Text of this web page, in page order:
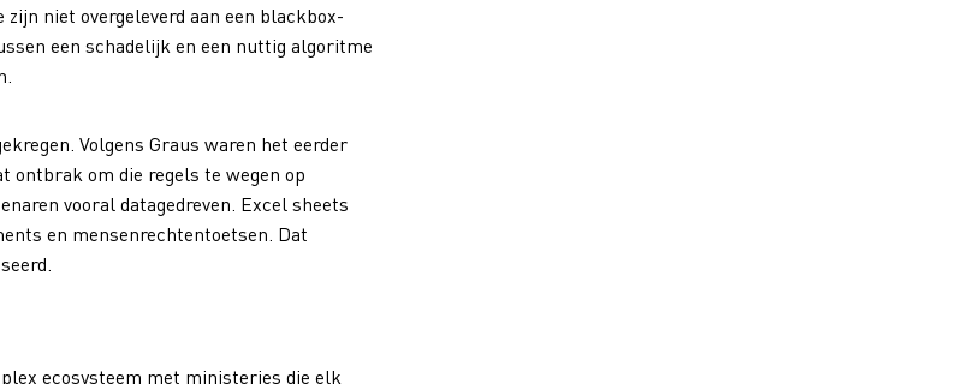
niet overgeleverd aan een blackbox-
een schadelijk en een nuttig algoritme
Volgens Graus waren het eerder
ontbrak om die regels te wegen op
vooral datagedreven. Excel sheets
en mensenrechtentoetsen. Dat
ecosysteem met ministeries die elk